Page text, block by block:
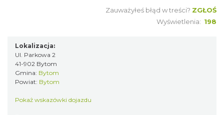
Zauważyłeś błąd w treści? ZGŁOŚ
Wyświetlenia: 198
Lokalizacja:
Ul. Parkowa 2
41-902 Bytom
Gmina: Bytom
Powiat: Bytom
Pokaż wskazówki dojazdu